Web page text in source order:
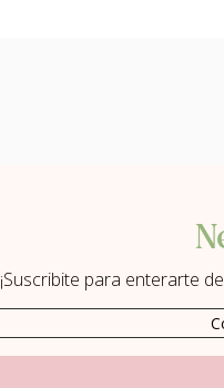
¡Suscribite para enterarte